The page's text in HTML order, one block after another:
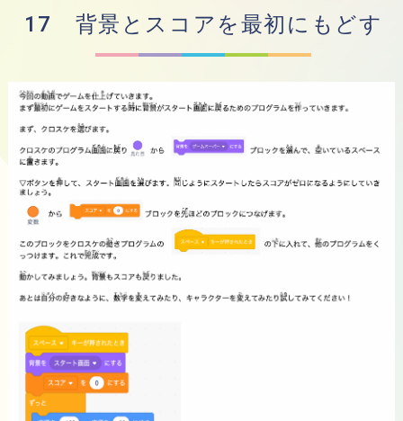
17 背景とスコアを最初にもどす